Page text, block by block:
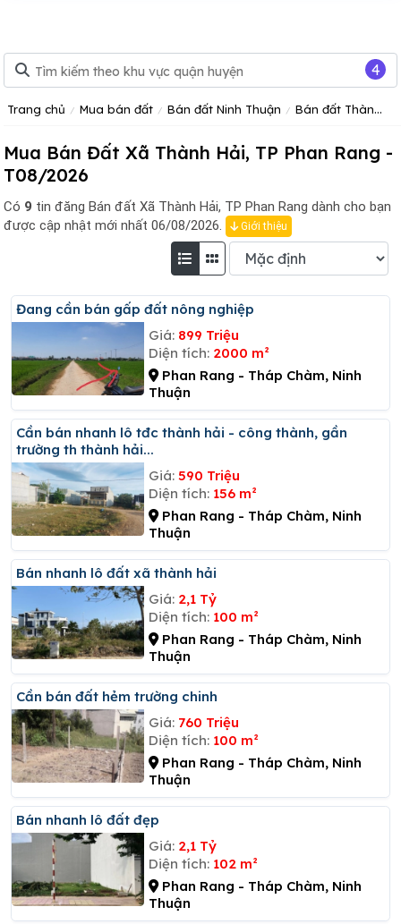
Trang chủ Mua bán đất Bán đất Ninh Thuận Bán đất Thành Phố Phan Rang, Ninh Thuận
Mua Bán Đất Xã Thành Hải, TP Phan Rang -
T08/2026
Có 9 tin đăng Bán đất Xã Thành Hải, TP Phan Rang dành cho bạn
được cập nhật mới nhất 06/08/2026.
Giới thiệu
đang cần bán gấp đất nông nghiệp
Giá: 899 Triệu
Diện tích: 2000 m²
Phan Rang - Tháp Chàm, Ninh
Thuận
Cần bán nhanh lô tđc thành hải - công thành, gần
trường th thành hải...
Giá: 590 Triệu
Diện tích: 156 m²
Phan Rang - Tháp Chàm, Ninh
Thuận
Bán nhanh lô đất xã thành hải
Giá: 2,1 Tỷ
Diện tích: 100 m²
Phan Rang - Tháp Chàm, Ninh
Thuận
Cần bán đất hẻm trường chinh
Giá: 760 Triệu
Diện tích: 100 m²
Phan Rang - Tháp Chàm, Ninh
Thuận
Bán nhanh lô đất đẹp
Giá: 2,1 Tỷ
Diện tích: 102 m²
Phan Rang - Tháp Chàm, Ninh
Thuận
4